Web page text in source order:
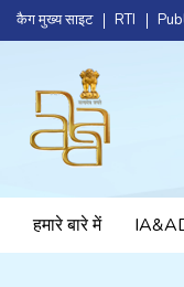
कैग मुख्य साइट RTI
हमारे बारे में